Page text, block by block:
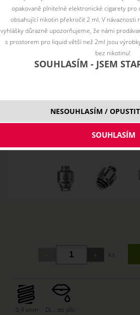
ks
0,4 ohm DL - do plic
opakovaně plnitelné elektronické cigarety pro
obsahující nikotin překročit 2 ml. V návaznosti
vyhlášky důrazně upozorňujeme, že námi
s prostorem pro liquid větší než 2ml jsou
bez nikotinu!
SOUHLASÍM - JSEM
NESOUHLASÍM /